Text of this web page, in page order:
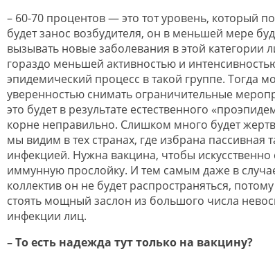
– 60-70 процентов — это тот уровень, который
будет занос возбудителя, он в меньшей мере
вызывать новые заболевания в этой категории
гораздо меньшей активностью и
эпидемический процесс в такой группе. Тогда
уверенностью снимать ограничительные
это будет в результате естественного
корне неправильно. Слишком много будет
мы видим в тех странах, где избрана пассивная
инфекцией. Нужна вакцина, чтобы
иммунную прослойку. И тем самым даже в
коллектив он не будет распространяться,
стоять мощный заслон из большого числа
инфекции лиц.
– То есть надежда тут только на вакцину?